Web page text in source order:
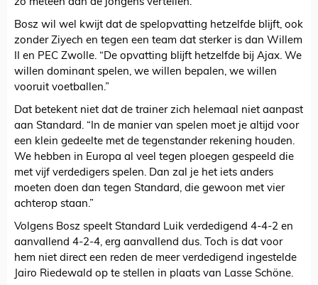
zo meteen aan de jongens vertellen.”
Bosz wil wel kwijt dat de spelopvatting hetzelfde blijft, ook
zonder Ziyech en tegen een team dat sterker is dan Willem
II en PEC Zwolle. “De opvatting blijft hetzelfde bij Ajax. We
willen dominant spelen, we willen bepalen, we willen
vooruit voetballen.”
Dat betekent niet dat de trainer zich helemaal niet aanpast
aan Standard. “In de manier van spelen moet je altijd voor
een klein gedeelte met de tegenstander rekening houden.
We hebben in Europa al veel tegen ploegen gespeeld die
met vijf verdedigers spelen. Dan zal je het iets anders
moeten doen dan tegen Standard, die gewoon met vier
achterop staan.”
Volgens Bosz speelt Standard Luik verdedigend 4-4-2 en
aanvallend 4-2-4, erg aanvallend dus. Toch is dat voor
hem niet direct een reden de meer verdedigend ingestelde
Jairo Riedewald op te stellen in plaats van Lasse Schöne.